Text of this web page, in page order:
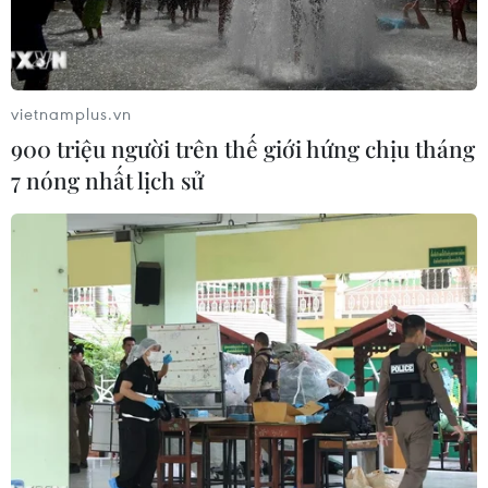
Tàu USNS Fall River (T-EPF-4) của Hải quân Hoa Kỳ. (Ảnh: Trần
Lê Lâm/TTXVN)
Ngày 18/5, Chương trìnhĐối tác Thái Bình
Dương(PP17) kết thúc các hoạt động tại thành
phố Đà Nẵng sau 10 ngày diễn ra với các hoạt
động nâng cao năng lực ứng phó tràn dầu, trao
đổi chuyên môn y tế và khám chữa bệnh, giao
vietnamplus.vn
900 triệu người trên thế giới hứng chịu tháng
7 nóng nhất lịch sử